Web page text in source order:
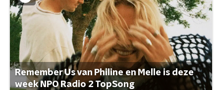
Remember Us van Philine en Melle is deze
week NPO Radio 2 TopSong